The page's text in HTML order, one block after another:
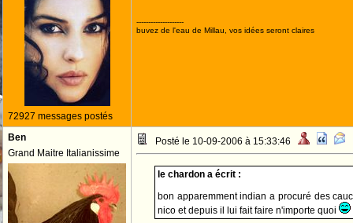
72927 messages postés
--------------------
buvez de l'eau de Millau, vos idées seront claires
Ben
Grand Maitre Italianissime
Posté le 10-09-2006 à 15:33:46
le chardon a écrit :
bon apparemment indian a procuré des
nico et depuis il lui fait faire n'importe quoi